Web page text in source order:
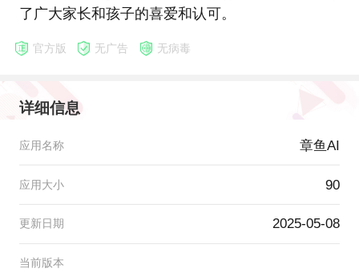
了广大家长和孩子的喜爱和认可。
官方版 无广告 无病毒
详细信息
应用名称 章鱼AI
应用大小 90
更新日期 2025-05-08
当前版本